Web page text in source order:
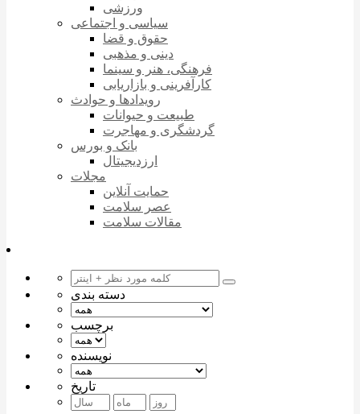
ورزشی
سیاسی و اجتماعی
حقوق و قضا
دینی و مذهبی
فرهنگی، هنر و سینما
کارآفرینی و بازاریابی
رویدادها و حوادث
طبیعت و حیوانات
گردشگری و مهاجرت
بانک و بورس
ارزدیجیتال
مجلات
حمایت آنلاین
عصر سلامت
مقالات سلامت
دسته بندی
برچسب
نویسنده
تاریخ